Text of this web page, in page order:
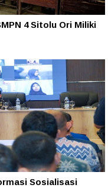
4 Sitolu Ori Miliki
Sosialisasi